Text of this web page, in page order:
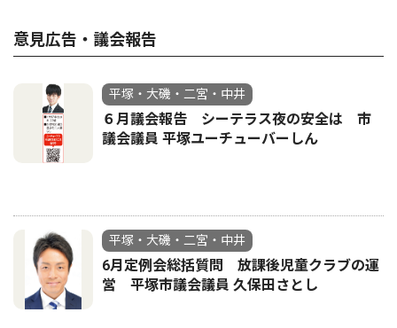
意見広告・議会報告
平塚・大磯・二宮・中井
６月議会報告 シーテラス夜の安全は 市
議会議員 平塚ユーチューバーしん
平塚・大磯・二宮・中井
6月定例会総括質問 放課後児童クラブの運
営 平塚市議会議員 久保田さとし